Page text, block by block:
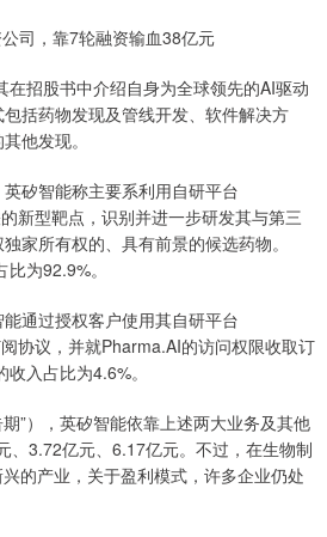
司，靠7轮融资输血38亿元
招股书中介绍自身为全球领先的AI驱动
括药物发现及管线开发、软件解决方
他发现。
矽智能称主要系利用自研平台
新型靶点，识别并进一步研发其与第三
家所有权的、具有前景的候选药物。
为92.9%。
通过授权客户使用其自研平台
协议，并就Pharma.AI的访问权限收取订
入占比为4.6%。
”），英矽智能依靠上述两大业务及其他
、3.72亿元、6.17亿元。不过，在生物制
的产业，关于盈利模式，许多企业仍处